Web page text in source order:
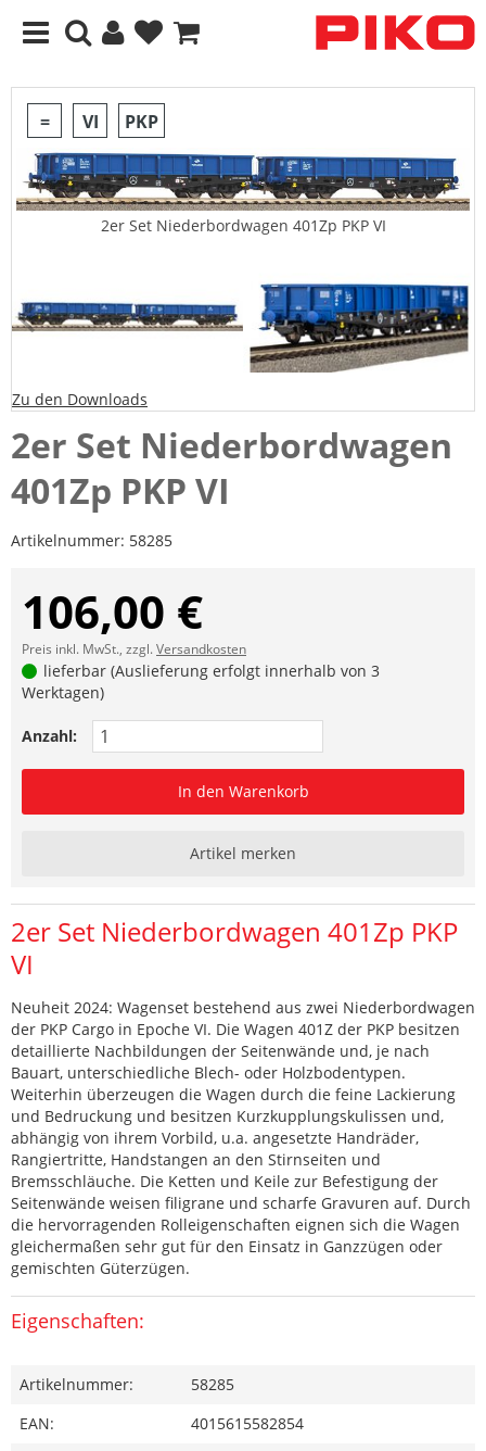
= VI PKP
2er Set Niederbordwagen 401Zp PKP VI
Zu den Downloads
2er Set Niederbordwagen
401Zp PKP VI
Artikelnummer: 58285
106,00 €
Preis inkl. MwSt., zzgl.Versandkosten
lieferbar (Auslieferung erfolgt innerhalb von 3
Werktagen)
Anzahl:
In den Warenkorb
Artikel merken
2er Set Niederbordwagen 401Zp PKP
VI
Neuheit 2024: Wagenset bestehend aus zwei Niederbordwagen
der PKP Cargo in Epoche VI. Die Wagen 401Z der PKP besitzen
detaillierte Nachbildungen der Seitenwände und, je nach
Bauart, unterschiedliche Blech- oder Holzbodentypen.
Weiterhin überzeugen die Wagen durch die feine Lackierung
und Bedruckung und besitzen Kurzkupplungskulissen und,
abhängig von ihrem Vorbild, u.a. angesetzte Handräder,
Rangiertritte, Handstangen an den Stirnseiten und
Bremsschläuche. Die Ketten und Keile zur Befestigung der
Seitenwände weisen filigrane und scharfe Gravuren auf. Durch
die hervorragenden Rolleigenschaften eignen sich die Wagen
gleichermaßen sehr gut für den Einsatz in Ganzzügen oder
gemischten Güterzügen.
Eigenschaften:
Artikelnummer:
58285
EAN:
4015615582854